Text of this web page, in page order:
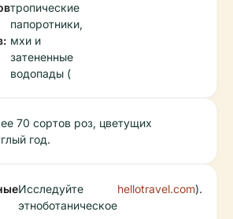
тропические
папоротники,
мхи и
затененные
водопады (
70 сортов роз, цветущих
год.
Исследуйте
этноботаническое
hellotravel.com).